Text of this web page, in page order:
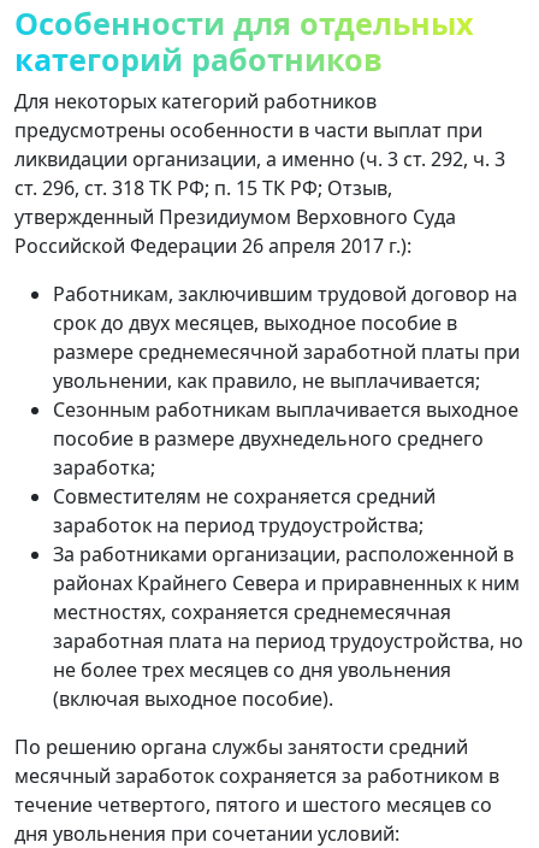
Особенности для отдельных
категорий работников
Для некоторых категорий работников
предусмотрены особенности в части выплат при
ликвидации организации, а именно (ч. 3 ст. 292, ч. 3
ст. 296, ст. 318 ТК РФ; п. 15 ТК РФ; Отзыв,
утвержденный Президиумом Верховного Суда
Российской Федерации 26 апреля 2017 г.):
Работникам, заключившим трудовой договор на
срок до двух месяцев, выходное пособие в
размере среднемесячной заработной платы при
увольнении, как правило, не выплачивается;
Сезонным работникам выплачивается выходное
пособие в размере двухнедельного среднего
заработка;
Совместителям не сохраняется средний
заработок на период трудоустройства;
За работниками организации, расположенной в
районах Крайнего Севера и приравненных к ним
местностях, сохраняется среднемесячная
заработная плата на период трудоустройства, но
не более трех месяцев со дня увольнения
(включая выходное пособие).
По решению органа службы занятости средний
месячный заработок сохраняется за работником в
течение четвертого, пятого и шестого месяцев со
дня увольнения при сочетании условий: